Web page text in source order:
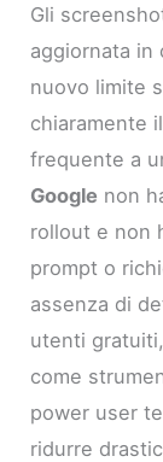
Gli
aggiornata in
nuovo limite
chiaramente
frequente a
Google non
rollout e non
prompt o
assenza di
utenti
come
power user
ridurre